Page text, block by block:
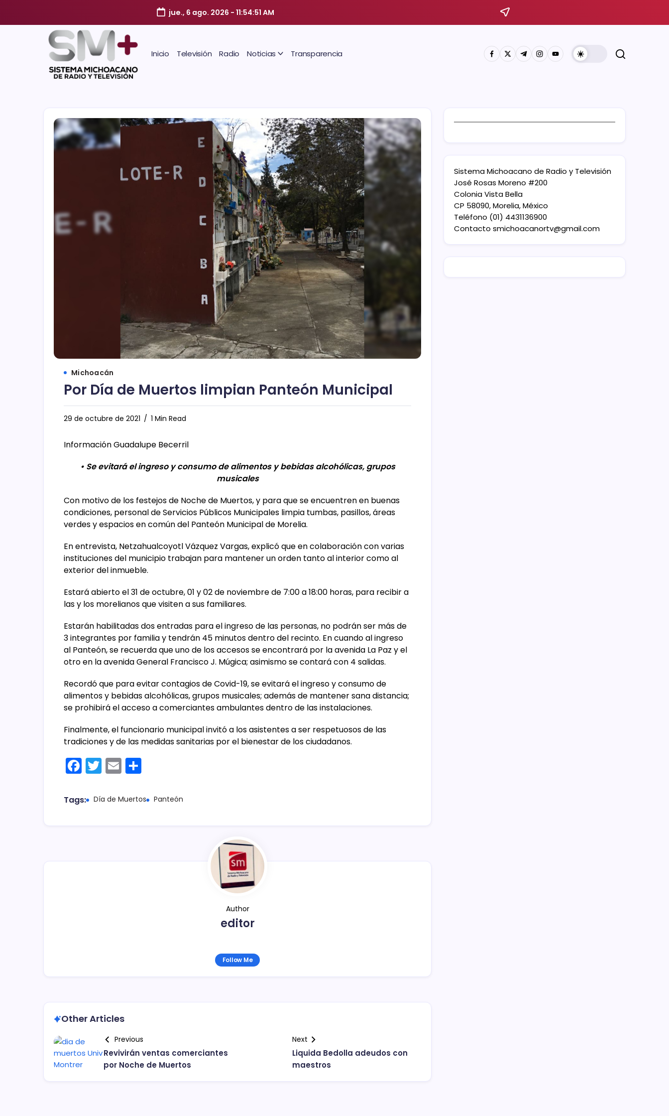
jue., 6 ago. 2026 - 11:54:51 AM
Inicio Televisión Radio Noticias Transparencia
Michoacán
Por Día de Muertos limpian Panteón Municipal
29 de octubre de 2021 1 Min Read
Información Guadalupe Becerril
• Se evitará el ingreso y consumo de alimentos y bebidas alcohólicas, grupos
musicales
Con motivo de los festejos de Noche de Muertos, y para que se encuentren en buenas
condiciones, personal de Servicios Públicos Municipales limpia tumbas, pasillos, áreas
verdes y espacios en común del Panteón Municipal de Morelia.
En entrevista, Netzahualcoyotl Vázquez Vargas, explicó que en colaboración con varias
instituciones del municipio trabajan para mantener un orden tanto al interior como al
exterior del inmueble.
Estará abierto el 31 de octubre, 01 y 02 de noviembre de 7:00 a 18:00 horas, para recibir a
las y los morelianos que visiten a sus familiares.
Estarán habilitadas dos entradas para el ingreso de las personas, no podrán ser más de
3 integrantes por familia y tendrán 45 minutos dentro del recinto. En cuando al ingreso
al Panteón, se recuerda que uno de los accesos se encontrará por la avenida La Paz y el
otro en la avenida General Francisco J. Múgica; asimismo se contará con 4 salidas.
Recordó que para evitar contagios de Covid-19, se evitará el ingreso y consumo de
alimentos y bebidas alcohólicas, grupos musicales; además de mantener sana distancia;
se prohibirá el acceso a comerciantes ambulantes dentro de las instalaciones.
Finalmente, el funcionario municipal invitó a los asistentes a ser respetuosos de las
tradiciones y de las medidas sanitarias por el bienestar de los ciudadanos.
F
c
T
itt
E
ai m
Tags: Día de Muertos Panteón
Author
editor
Follow Me
Other Articles
Previous
Revivirán ventas comerciantes
por Noche de Muertos
Next
Liquida Bedolla adeudos con
maestros
Sistema Michoacano de Radio y Televisión
José Rosas Moreno #200
Colonia Vista Bella
CP 58090, Morelia, México
Teléfono (01) 4431136900
Contacto smichoacanortv@gmail.com